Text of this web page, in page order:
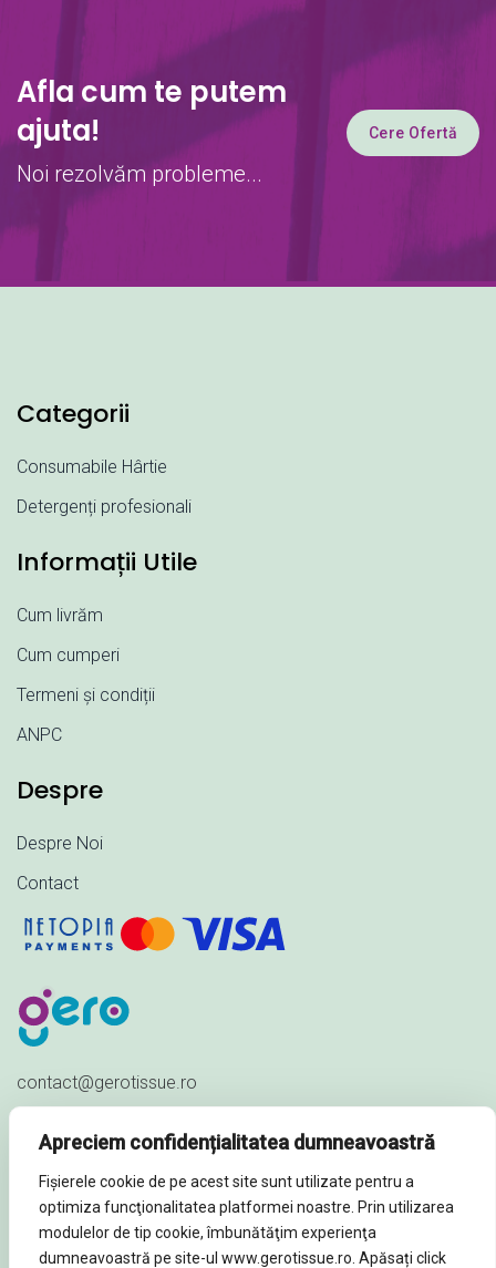
Apreciem confidențialitatea dumneavoastră
Fișierele cookie de pe acest site sunt utilizate pentru a
optimiza funcţionalitatea platformei noastre. Prin utilizarea
modulelor de tip cookie, îmbunătăţim experienţa
dumneavoastră pe site-ul www.gerotissue.ro. Apăsați click
Afla cum te putem
ajuta!
Noi rezolvăm probleme...
Cere Ofertă
Categorii
Consumabile Hârtie
Detergenți profesionali
Informații Utile
Cum livrăm
Cum cumperi
Termeni și condiții
ANPC
Despre
Despre Noi
Contact
contact@gerotissue.ro
Str. Al. Ioan Cuza nr. 23,
Sat Păuleștii Noi, Comuna Păulești,
Prahova - ROMÂNIA